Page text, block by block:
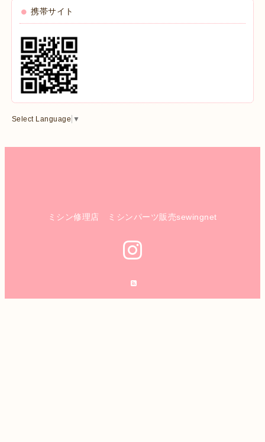
携帯サイト
Select Language ▼
ミシン修理店 ミシンパーツ販売sewingnet